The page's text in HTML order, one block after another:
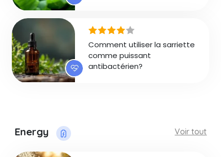
Energy Voir tout
Comment utiliser la sarriette
comme puissant
antibactérien?